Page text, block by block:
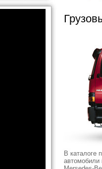
В каталоге
автомобили